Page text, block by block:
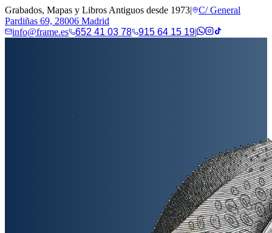
Grabados, Mapas y Libros Antiguos desde 1973|
C/ General
Pardiñas 69, 28006 Madrid
info@frame.es
652 41 03 78 915 64 15 19|